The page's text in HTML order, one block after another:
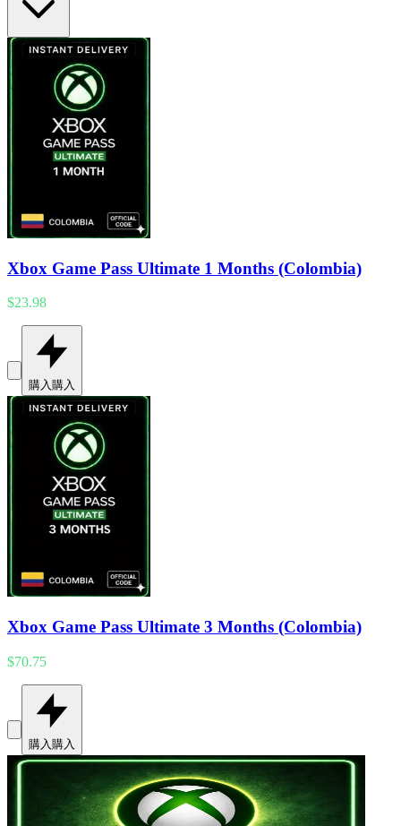
Xbox Game Pass Ultimate 1 Months (Colombia)
$23.98
購入購入
Xbox Game Pass Ultimate 3 Months (Colombia)
$70.75
購入 購入